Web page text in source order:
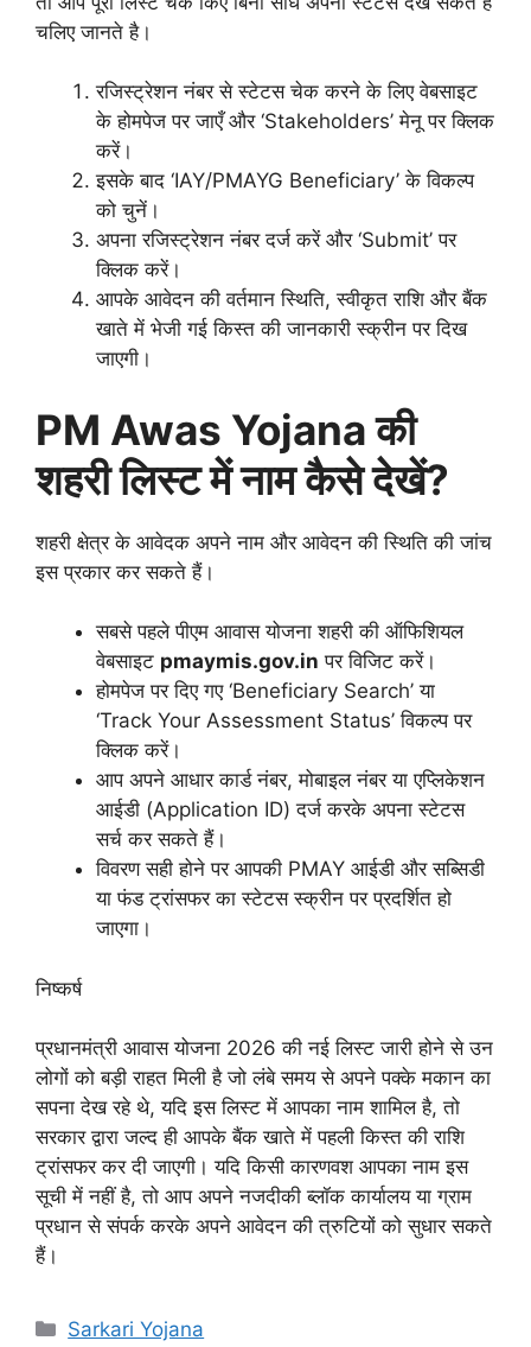
चलिए जानते है।
रजिस्ट्रेशन नंबर से स्टेटस चेक करने के लिए वेबसाइट
के होमपेज पर जाएँ और ‘Stakeholders’ मेनू पर क्लिक
करें।
इसके बाद ‘IAY/PMAYG Beneficiary’ के विकल्प
को चुनें।
अपना रजिस्ट्रेशन नंबर दर्ज करें और ‘Submit’ पर
क्लिक करें।
आपके आवेदन की वर्तमान स्थिति, स्वीकृत राशि और बैंक
खाते में भेजी गई किस्त की जानकारी स्क्रीन पर दिख
जाएगी।
PM Awas Yojana की
शहरी लिस्ट में नाम कैसे देखें?
शहरी क्षेत्र के आवेदक अपने नाम और आवेदन की स्थिति की जांच
इस प्रकार कर सकते हैं।
सबसे पहले पीएम आवास योजना शहरी की ऑफिशियल
वेबसाइट pmaymis.gov.in पर विजिट करें।
होमपेज पर दिए गए ‘Beneficiary Search’ या
‘Track Your Assessment Status’ विकल्प पर
क्लिक करें।
आप अपने आधार कार्ड नंबर, मोबाइल नंबर या एप्लिकेशन
आईडी (Application ID) दर्ज करके अपना स्टेटस
सर्च कर सकते हैं।
विवरण सही होने पर आपकी PMAY आईडी और सब्सिडी
या फंड ट्रांसफर का स्टेटस स्क्रीन पर प्रदर्शित हो
जाएगा।
निष्कर्ष
प्रधानमंत्री आवास योजना 2026 की नई लिस्ट जारी होने से उन
लोगों को बड़ी राहत मिली है जो लंबे समय से अपने पक्के मकान का
सपना देख रहे थे, यदि इस लिस्ट में आपका नाम शामिल है, तो
सरकार द्वारा जल्द ही आपके बैंक खाते में पहली किस्त की राशि
ट्रांसफर कर दी जाएगी। यदि किसी कारणवश आपका नाम इस
सूची में नहीं है, तो आप अपने नजदीकी ब्लॉक कार्यालय या ग्राम
प्रधान से संपर्क करके अपने आवेदन की त्रुटियों को सुधार सकते
हैं।
Categories
Sarkari Yojana